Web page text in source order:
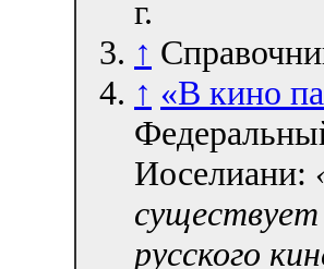
г.
↑
↑ «В кино
Иоселиани:
существует
русского